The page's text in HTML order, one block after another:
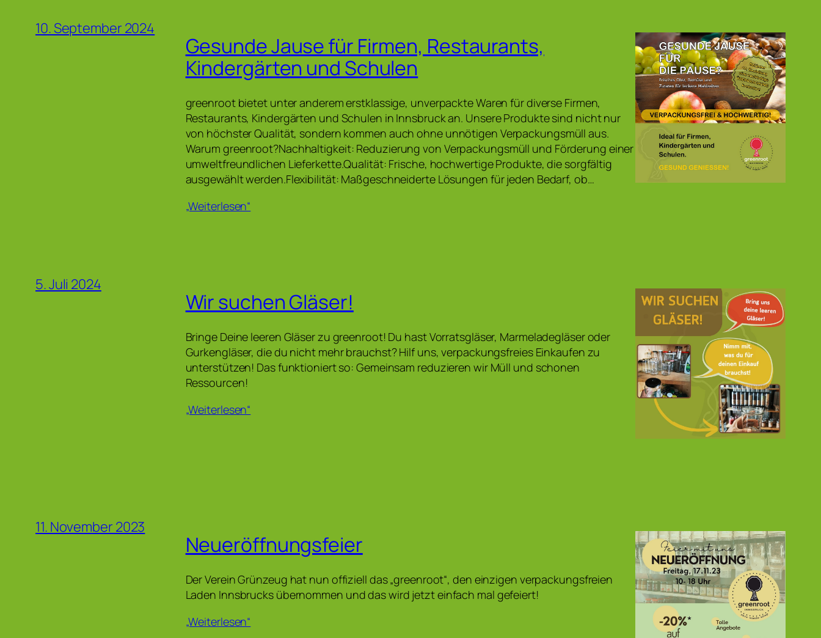
10. September 2024
Gesunde Jause für Firmen, Restaurants,
Kindergärten und Schulen
greenroot bietet unter anderem erstklassige, unverpackte Waren für diverse Firmen,
Restaurants, Kindergärten und Schulen in Innsbruck an. Unsere Produkte sind nicht nur
von höchster Qualität, sondern kommen auch ohne unnötigen Verpackungsmüll aus.
Warum greenroot?Nachhaltigkeit: Reduzierung von Verpackungsmüll und Förderung einer
umweltfreundlichen Lieferkette.Qualität: Frische, hochwertige Produkte, die sorgfältig
ausgewählt werden.Flexibilität: Maßgeschneiderte Lösungen für jeden Bedarf, ob…
„Weiterlesen“
5. Juli 2024
Wir suchen Gläser!
Bringe Deine leeren Gläser zu greenroot! Du hast Vorratsgläser, Marmeladegläser oder
Gurkengläser, die du nicht mehr brauchst? Hilf uns, verpackungsfreies Einkaufen zu
unterstützen! Das funktioniert so: Gemeinsam reduzieren wir Müll und schonen
Ressourcen!
„Weiterlesen“
11. November 2023
Neueröffnungsfeier
Der Verein Grünzeug hat nun offiziell das „greenroot“, den einzigen verpackungsfreien
Laden Innsbrucks übernommen und das wird jetzt einfach mal gefeiert!
„Weiterlesen“